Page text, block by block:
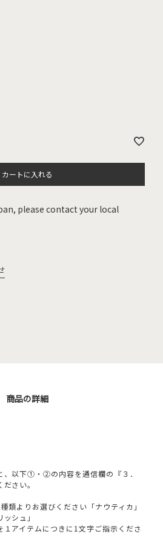
カートに入れる
please contact your local
商品の詳細
、以下①・②の内容を通信欄の『３．
さい。
よりお選びください「ナウティカ」
シュ」
アイテムにつきに1文字ご指示くださ